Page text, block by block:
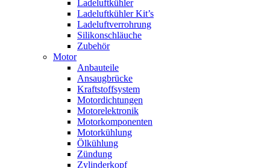
Ladeluftkühler
Ladeluftkühler Kit’s
Ladeluftverrohrung
Silikonschläuche
Zubehör
Motor
Anbauteile
Ansaugbrücke
Kraftstoffsystem
Motordichtungen
Motorelektronik
Motorkomponenten
Motorkühlung
Ölkühlung
Zündung
Zylinderkopf